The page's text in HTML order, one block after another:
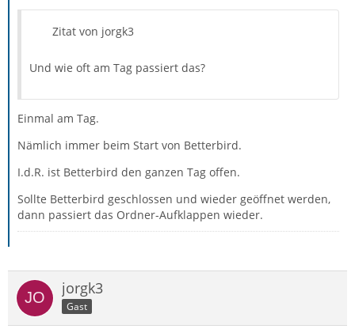
Zitat von jorgk3
Und wie oft am Tag passiert das?
Einmal am Tag.
Nämlich immer beim Start von Betterbird.
I.d.R. ist Betterbird den ganzen Tag offen.
Sollte Betterbird geschlossen und wieder geöffnet werden,
dann passiert das Ordner-Aufklappen wieder.
jorgk3
Gast